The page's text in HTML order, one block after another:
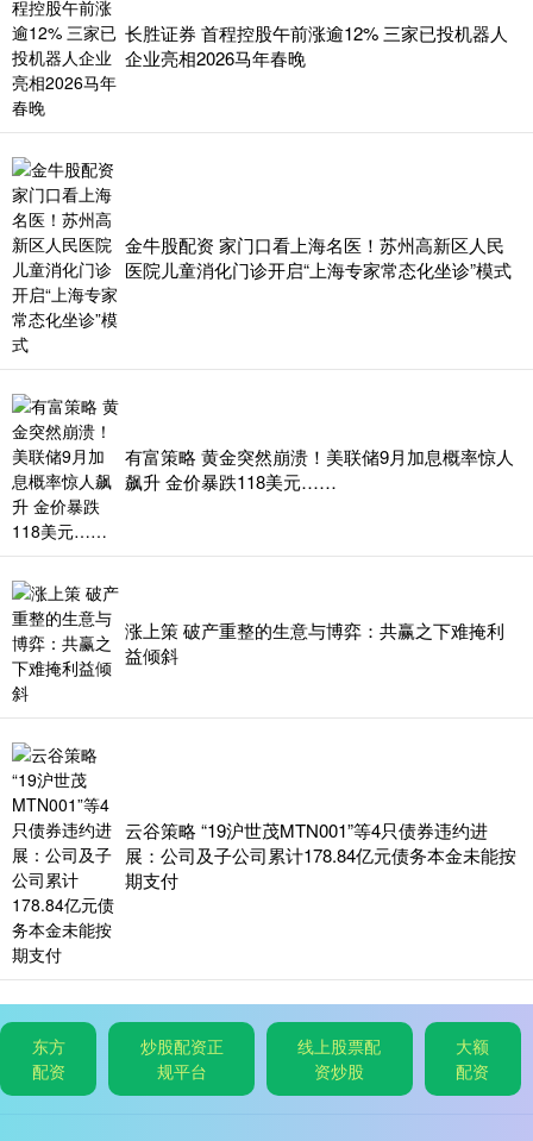
长胜证券 首程控股午前涨逾12% 三家已投机器人
企业亮相2026马年春晚
金牛股配资 家门口看上海名医！苏州高新区人民
医院儿童消化门诊开启“上海专家常态化坐诊”模式
有富策略 黄金突然崩溃！美联储9月加息概率惊人
飙升 金价暴跌118美元……
涨上策 破产重整的生意与博弈：共赢之下难掩利
益倾斜
云谷策略 “19沪世茂MTN001”等4只债券违约进
展：公司及子公司累计178.84亿元债务本金未能按
期支付
东方
配资
炒股配资正
规平台
线上股票配
资炒股
大额
配资